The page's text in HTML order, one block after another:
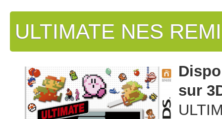
ULTIMATE NES
sur